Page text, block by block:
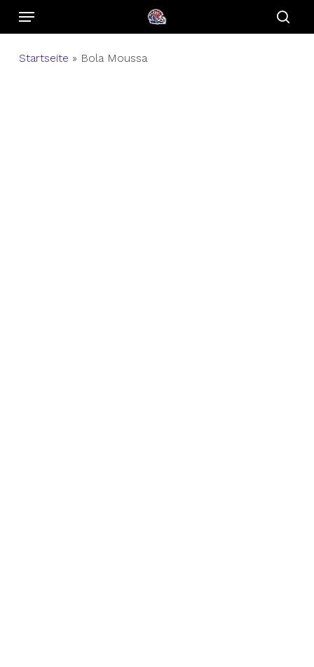
SkipMenu
Startseite » Bola Moussa